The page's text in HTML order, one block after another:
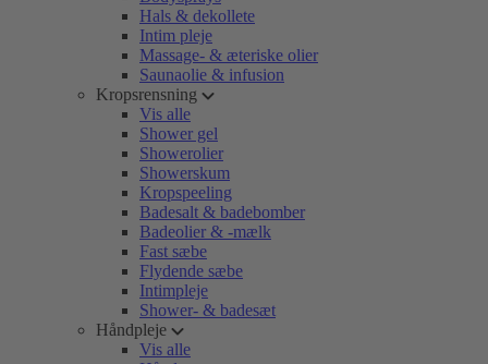
Hals & dekollete
Intim pleje
Massage- & æteriske olier
Saunaolie & infusion
Kropsrensning
Vis alle
Shower gel
Showerolier
Showerskum
Kropspeeling
Badesalt & badebomber
Badeolier & -mælk
Fast sæbe
Flydende sæbe
Intimpleje
Shower- & badesæt
Håndpleje
Vis alle